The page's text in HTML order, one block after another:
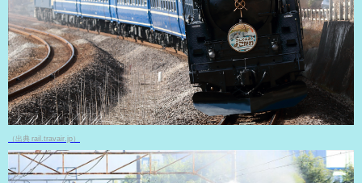
（出典 rail.travair.jp）